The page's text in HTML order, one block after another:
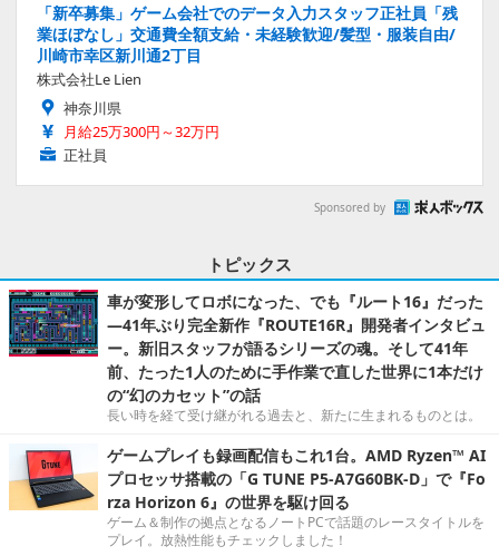
「新卒募集」ゲーム会社でのデータ入力スタッフ正社員「残
業ほぼなし」交通費全額支給・未経験歓迎/髪型・服装自由/
川崎市幸区新川通2丁目
株式会社Le Lien
神奈川県
月給25万300円～32万円
正社員
Sponsored by
トピックス
車が変形してロボになった、でも『ルート16』だった
―41年ぶり完全新作『ROUTE16R』開発者インタビュ
ー。新旧スタッフが語るシリーズの魂。そして41年
前、たった1人のために手作業で直した世界に1本だけ
の“幻のカセット”の話
長い時を経て受け継がれる過去と、新たに生まれるものとは。
ゲームプレイも録画配信もこれ1台。AMD Ryzen™ AI
プロセッサ搭載の「G TUNE P5-A7G60BK-D」で『Fo
rza Horizon 6』の世界を駆け回る
ゲーム＆制作の拠点となるノートPCで話題のレースタイトルを
プレイ。放熱性能もチェックしました！